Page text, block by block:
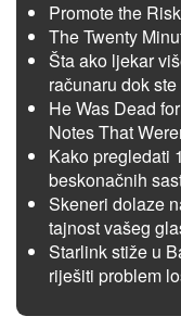
Promote the
The Twenty
Šta ako ljekar
računaru dok
He Was Dead
Notes That
Kako pregledati
beskonačnih
Skeneri dolaze
tajnost vašeg
Starlink stiže u
riješiti problem